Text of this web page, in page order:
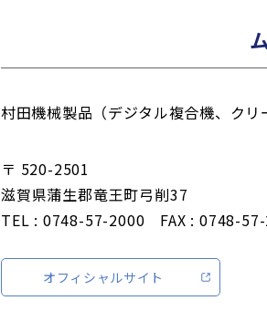
村田機械製品（デジタル複合機、ク
〒 520-2501
滋賀県蒲生郡竜王町弓削37
TEL : 0748-57-2000 FAX : 0748-
オフィシャルサイト